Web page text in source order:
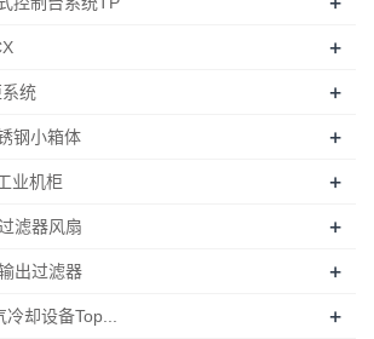
+
统 +
钢小箱体 +
业机柜 +
滤器风扇 +
出过滤器 +
却设备Top... +